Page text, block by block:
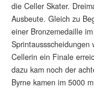
die Celler Skater.
Ausbeute. Gleich zu
einer Bronzemedaille
Cellerin ein Finale
dazu kam noch der
Byrne kamen im 5000